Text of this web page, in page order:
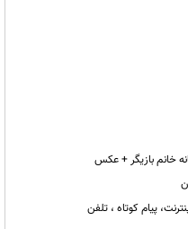
خانم بازیگر + عکس
پیام کوتاه ، تلفن